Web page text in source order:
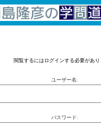
ツへスキップ
閲覧するにはログインする必要があり
ユーザー名:
パスワード: